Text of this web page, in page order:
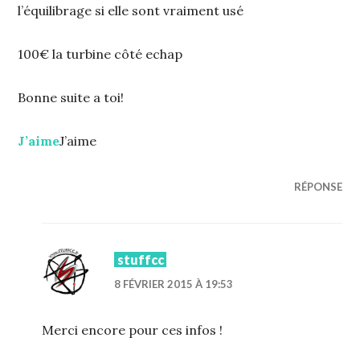
l’équilibrage si elle sont vraiment usé
100€ la turbine côté echap
Bonne suite a toi!
J’aimeJ’aime
RÉPONSE
stuffcc
8 FÉVRIER 2015 À 19:53
Merci encore pour ces infos !